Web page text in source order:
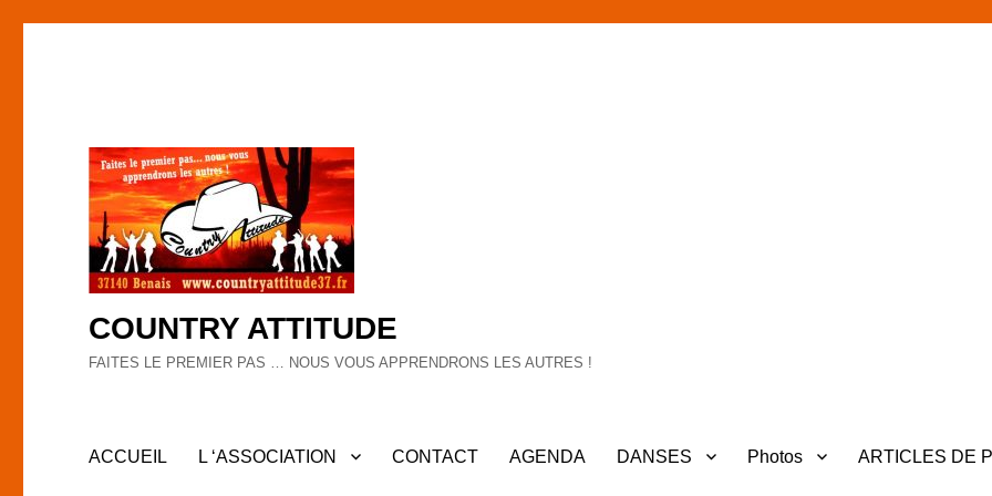
COUNTRY ATTITUDE
FAITES LE PREMIER PAS … NOUS VOUS APPRENDRONS LES AUTRES !
ACCUEIL L ‘ASSOCIATION CONTACT AGENDA DANSES Photos ARTICLES DE